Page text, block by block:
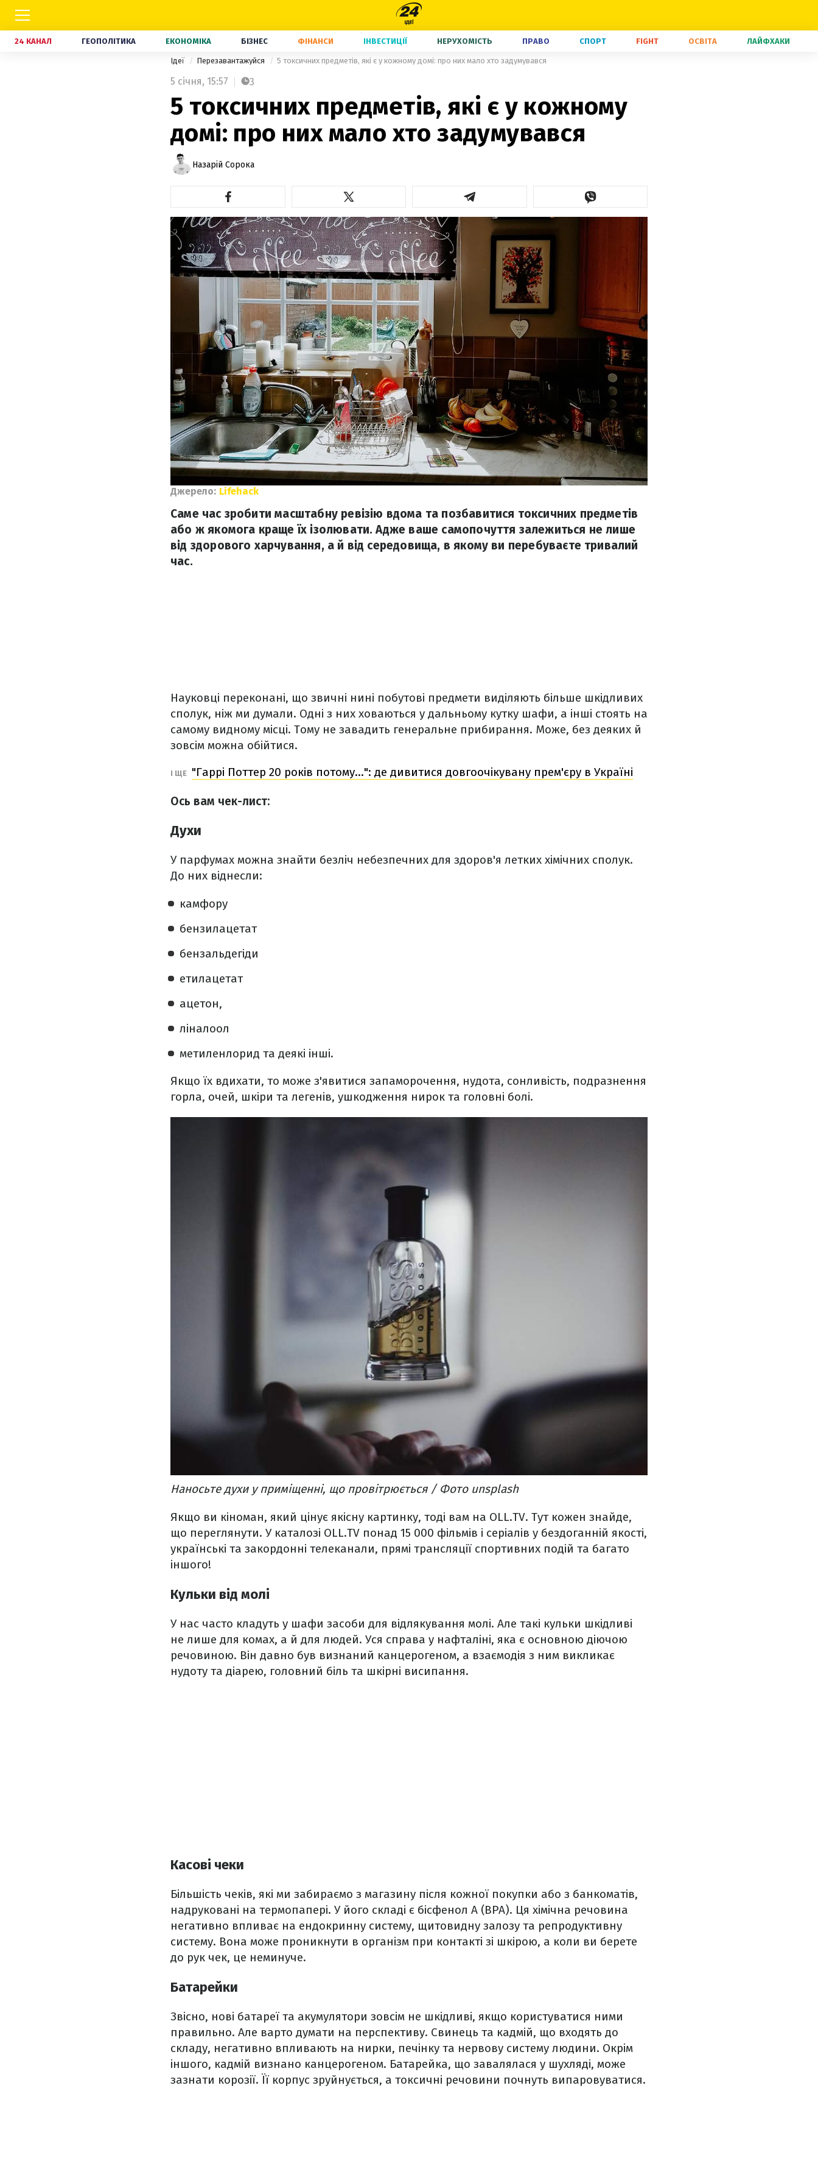
24 КАНАЛ ГЕОПОЛІТИКА ЕКОНОМІКА БІЗНЕС ФІНАНСИ ІНВЕСТИЦІЇ НЕРУХОМІСТЬ ПРАВО СПОРТ FIGHT ОСВІТА ЛАЙФХАКИ
Ідеї Перезавантажуйся 5 токсичних предметів, які є у кожному домі: про них мало хто задумувався
5 січня, 15:57 3
5 токсичних предметів, які є у кожному
домі: про них мало хто задумувався
Назарій Сорока
Джерело: Lifehack
Саме час зробити масштабну ревізію вдома та позбавитися токсичних предметів
або ж якомога краще їх ізолювати. Адже ваше самопочуття залежиться не лише
від здорового харчування, а й від середовища, в якому ви перебуваєте тривалий
час.
Науковці переконані, що звичні нині побутові предмети виділяють більше шкідливих
сполук, ніж ми думали. Одні з них ховаються у дальньому кутку шафи, а інші стоять на
самому видному місці. Тому не завадить генеральне прибирання. Може, без деяких й
зовсім можна обійтися.
І ЩЕ "Гаррі Поттер 20 років потому…": де дивитися довгоочікувану прем'єру в Україні
Ось вам чек-лист:
Духи
У парфумах можна знайти безліч небезпечних для здоров'я летких хімічних сполук.
До них віднесли:
камфору
бензилацетат
бензальдегіди
етилацетат
ацетон,
ліналоол
метиленлорид та деякі інші.
Якщо їх вдихати, то може з'явитися запаморочення, нудота, сонливість, подразнення
горла, очей, шкіри та легенів, ушкодження нирок та головні болі.
Наносьте духи у приміщенні, що провітрюється / Фото unsplash
Якщо ви кіноман, який цінує якісну картинку, тоді вам на OLL.TV. Тут кожен знайде,
що переглянути. У каталозі OLL.TV понад 15 000 фільмів і серіалів у бездоганній якості,
українські та закордонні телеканали, прямі трансляції спортивних подій та багато
іншого!
Кульки від молі
У нас часто кладуть у шафи засоби для відлякування молі. Але такі кульки шкідливі
не лише для комах, а й для людей. Уся справа у нафталіні, яка є основною діючою
речовиною. Він давно був визнаний канцерогеном, а взаємодія з ним викликає
нудоту та діарею, головний біль та шкірні висипання.
Касові чеки
Більшість чеків, які ми забираємо з магазину після кожної покупки або з банкоматів,
надруковані на термопапері. У його складі є бісфенол А (BPA). Ця хімічна речовина
негативно впливає на ендокринну систему, щитовидну залозу та репродуктивну
систему. Вона може проникнути в організм при контакті зі шкірою, а коли ви берете
до рук чек, це неминуче.
Батарейки
Звісно, нові батареї та акумулятори зовсім не шкідливі, якщо користуватися ними
правильно. Але варто думати на перспективу. Свинець та кадмій, що входять до
складу, негативно впливають на нирки, печінку та нервову систему людини. Окрім
іншого, кадмій визнано канцерогеном. Батарейка, що завалялася у шухляді, може
зазнати корозії. Її корпус зруйнується, а токсичні речовини почнуть випаровуватися.